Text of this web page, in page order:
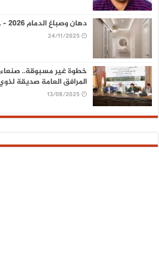
دهان وصباغ الدمام 2026 – خبراء ديكورات وأصباغ الشرقية
24/11/2025
خطوة غير مسبوقة..
المرافق العامة صديقة
13/08/2025